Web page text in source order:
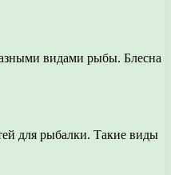
видами рыбы. Блесна
для рыбалки. Такие виды